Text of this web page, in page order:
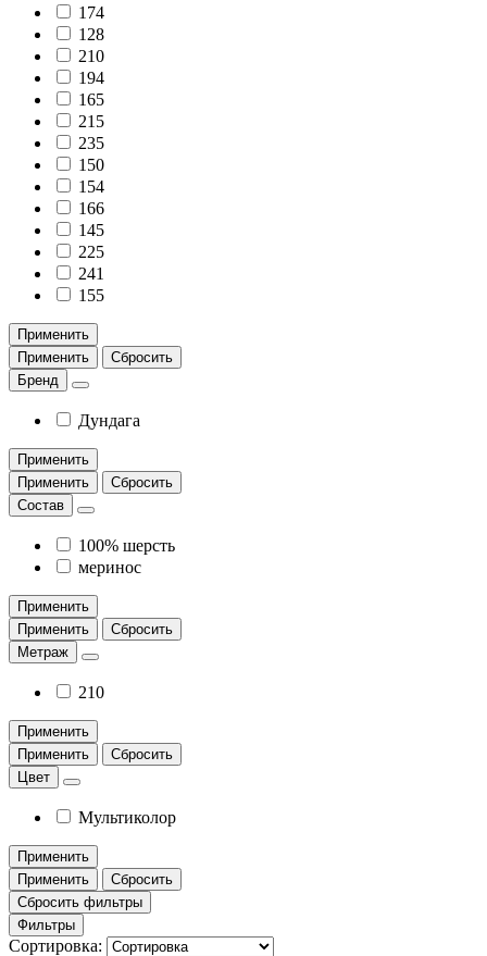
174
128
210
194
165
215
235
150
154
166
145
225
241
155
Применить
Применить
Сбросить
Бренд
Дундага
Применить
Применить
Сбросить
Состав
100% шерсть
меринос
Применить
Применить
Сбросить
Метраж
210
Применить
Применить
Сбросить
Цвет
Мультиколор
Применить
Применить
Сбросить
Сбросить фильтры
Фильтры
Сортировка: